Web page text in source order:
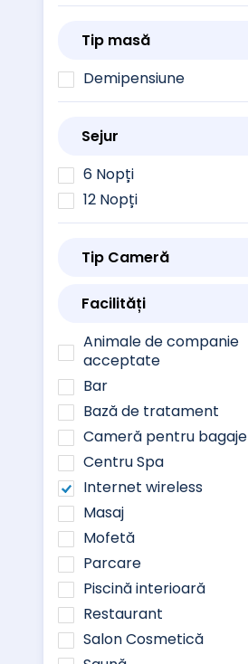
Tip masă
Demipensiune
Sejur
6 Nopți
12 Nopți
Tip Cameră
Facilități
Animale de companie
acceptate
Bar
Bază de tratament
Cameră pentru bagaje
Centru Spa
Internet wireless
Masaj
Mofetă
Parcare
Piscină interioară
Restaurant
Salon Cosmetică